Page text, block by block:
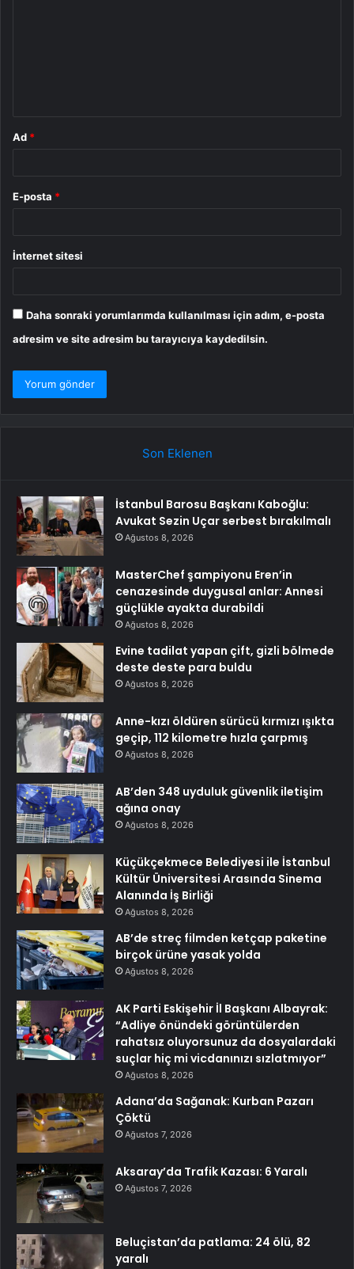
Ad *
E-posta *
İnternet sitesi
Daha sonraki yorumlarımda kullanılması için adım, e-posta
adresim ve site adresim bu tarayıcıya kaydedilsin.
Son Eklenen
İstanbul Barosu Başkanı Kaboğlu:
Avukat Sezin Uçar serbest bırakılmalı
Ağustos 8, 2026
MasterChef şampiyonu Eren’in
cenazesinde duygusal anlar: Annesi
güçlükle ayakta durabildi
Ağustos 8, 2026
Evine tadilat yapan çift, gizli bölmede
deste deste para buldu
Ağustos 8, 2026
Anne-kızı öldüren sürücü kırmızı ışıkta
geçip, 112 kilometre hızla çarpmış
Ağustos 8, 2026
AB’den 348 uyduluk güvenlik iletişim
ağına onay
Ağustos 8, 2026
Küçükçekmece Belediyesi ile İstanbul
Kültür Üniversitesi Arasında Sinema
Alanında İş Birliği
Ağustos 8, 2026
AB’de streç filmden ketçap paketine
birçok ürüne yasak yolda
Ağustos 8, 2026
AK Parti Eskişehir İl Başkanı Albayrak:
“Adliye önündeki görüntülerden
rahatsız oluyorsunuz da dosyalardaki
suçlar hiç mi vicdanınızı sızlatmıyor”
Ağustos 8, 2026
Adana’da Sağanak: Kurban Pazarı
Çöktü
Ağustos 7, 2026
Aksaray’da Trafik Kazası: 6 Yaralı
Ağustos 7, 2026
Beluçistan’da patlama: 24 ölü, 82
yaralı